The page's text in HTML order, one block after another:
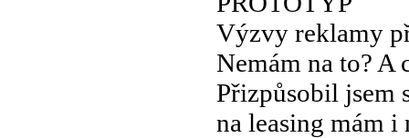
Výzvy reklamy
Nemám na to? A
Přizpůsobil jsem
na leasing mám i